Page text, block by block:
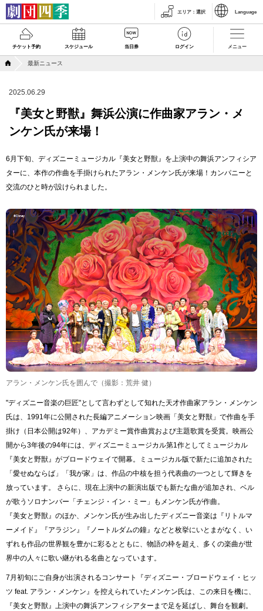
エリア ： 選択 Language
チケット予約 スケジュール 当日券 ログイン メニュー
最新ニュース
2025.06.29
『美女と野獣』舞浜公演に作曲家アラン・メ
ンケン氏が来場！
6月下旬、ディズニーミュージカル『美女と野獣』を上演中の舞浜アンフィシア
ターに、本作の作曲を手掛けられたアラン・メンケン氏が来場！カンパニーと
交流のひと時が設けられました。
アラン・メンケン氏を囲んで（撮影：荒井 健）
"ディズニー音楽の巨匠"として言わずとして知れた天才作曲家アラン・メンケン
氏は、1991年に公開された長編アニメーション映画「美女と野獣」で作曲を手
掛け（日本公開は92年）、アカデミー賞作曲賞および主題歌賞を受賞。映画公
開から3年後の94年には、ディズニーミュージカル第1作としてミュージカル
『美女と野獣』がブロードウェイで開幕。ミュージカル版で新たに追加された
「愛せぬならば」「我が家」は、作品の中核を担う代表曲の一つとして輝きを
放っています。 さらに、現在上演中の新演出版でも新たな曲が追加され、ベル
が歌うソロナンバー「チェンジ・イン・ミー」もメンケン氏が作曲。
『美女と野獣』のほか、メンケン氏が生み出したディズニー音楽は『リトルマ
ーメイド』『アラジン』『ノートルダムの鐘』などと枚挙にいとまがなく、い
ずれも作品の世界観を豊かに彩るとともに、物語の枠を超え、多くの楽曲が世
界中の人々に歌い継がれる名曲となっています。
7月初旬にご自身が出演されるコンサート『ディズニー・ブロードウェイ・ヒッ
ツ feat. アラン・メンケン』を控えられていたメンケン氏は、この来日を機に、
『美女と野獣』上演中の舞浜アンフィシアターまで足を延ばし、舞台を観劇。